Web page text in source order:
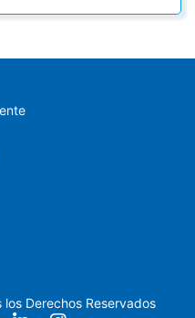
Derechos Reservados